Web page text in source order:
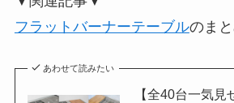
フラットバーナーテーブルのま
あわせて読みたい
【全40台一気